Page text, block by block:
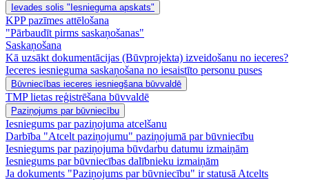
Ievades solis "Iesnieguma apskats"
KPP pazīmes attēlošana
"Pārbaudīt pirms saskaņošanas"
Saskaņošana
Kā uzsākt dokumentācijas (Būvprojekta) izveidošanu no ieceres?
Ieceres iesnieguma saskaņošana no iesaistīto personu puses
Būvniecības ieceres iesniegšana būvvaldē
TMP lietas reģistrēšana būvvaldē
Paziņojums par būvniecību
Iesniegums par paziņojuma atcelšanu
Darbība "Atcelt paziņojumu" paziņojumā par būvniecību
Iesniegums par paziņojuma būvdarbu datumu izmaiņām
Iesniegums par būvniecības dalībnieku izmaiņām
Ja dokuments "Paziņojums par būvniecību" ir statusā Atcelts